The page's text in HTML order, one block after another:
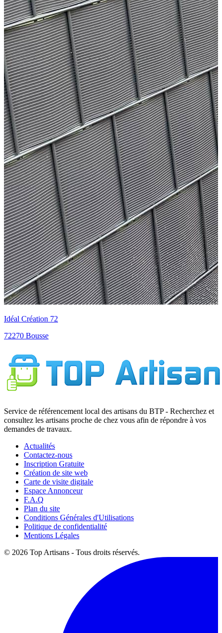
Idéal Création 72
72270 Bousse
Service de référencement local des artisans du BTP - Recherchez et
consultez les artisans proche de chez vous afin de répondre à vos
demandes de travaux.
Actualités
Contactez-nous
Inscription Gratuite
Création de site web
Carte de visite digitale
Espace Annonceur
F.A.Q
Plan du site
Conditions Générales d'Utilisations
Politique de confidentialité
Mentions Légales
© 2026 Top Artisans - Tous droits réservés.